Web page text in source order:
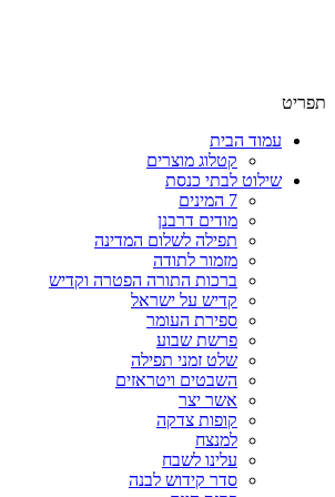
תפריט
עמוד הבית
קטלוג מוצרים
שילוט לבתי כנסת
7 המינים
מודים דרבנן
תפילה לשלום המדינה
מזמור לתודה
ברכות התורה הפטרה וקדיש
קדיש על ישראל
ספירת העומר
פרשת שבוע
שלט זמני תפילה
השבטים ויטראזים
אשר יצר
קופות צדקה
למנצח
עלינו לשבח
סדר קידוש לבנה